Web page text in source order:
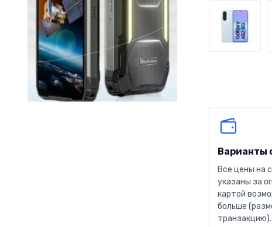
Варианты
Все цены на
указаны за
картой
больше